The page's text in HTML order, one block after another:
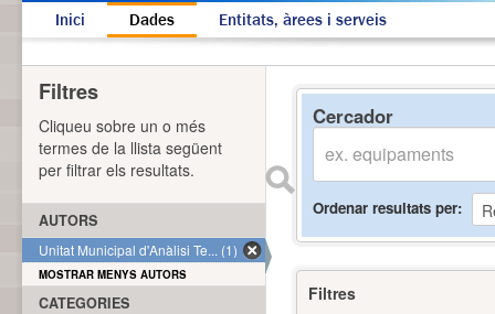
Inici Dades Entitats, àrees i serveis
Cercador
Ordenar resultats per
Filtres
Filtres
Cliqueu sobre un o més
termes de la llista següent
per filtrar els resultats.
AUTORS
Unitat Municipal d'Anàlisi Te... (1)
MOSTRAR MENYS AUTORS
CATEGORIES